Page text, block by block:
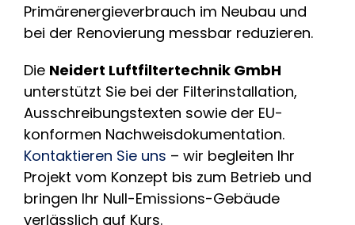
Primärenergieverbrauch im Neubau und
bei der Renovierung messbar reduzieren.
Die Neidert Luftfiltertechnik GmbH
unterstützt Sie bei der Filterinstallation,
Ausschreibungstexten sowie der EU-
konformen Nachweisdokumentation.
Kontaktieren Sie uns – wir begleiten Ihr
Projekt vom Konzept bis zum Betrieb und
bringen Ihr Null-Emissions-Gebäude
verlässlich auf Kurs.